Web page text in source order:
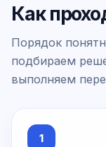
Как
Порядок
подбираем
выполняем
1